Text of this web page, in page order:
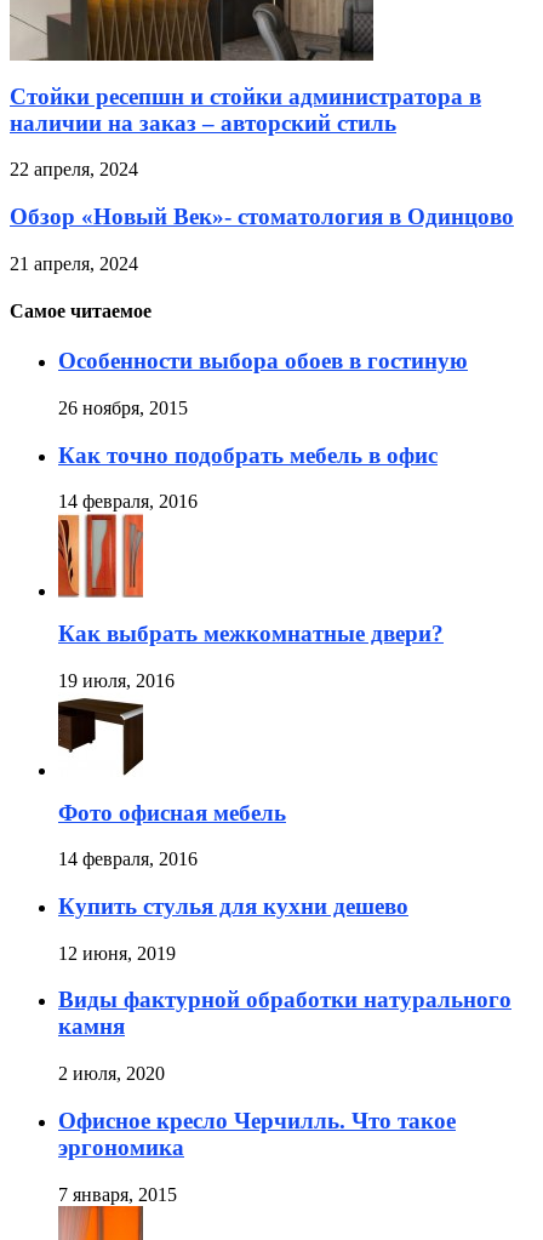
Стойки ресепшн и стойки администратора в
наличии на заказ – авторский стиль
22 апреля, 2024
Обзор «Новый Век»- стоматология в Одинцово
21 апреля, 2024
Самое читаемое
Особенности выбора обоев в гостиную
26 ноября, 2015
Как точно подобрать мебель в офис
14 февраля, 2016
Как выбрать межкомнатные двери?
19 июля, 2016
Фото офисная мебель
14 февраля, 2016
Купить стулья для кухни дешево
12 июня, 2019
Виды фактурной обработки натурального
камня
2 июля, 2020
Офисное кресло Черчилль. Что такое
эргономика
7 января, 2015